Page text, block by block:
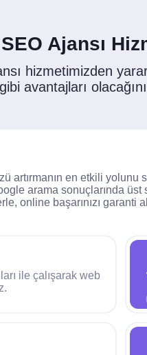
Ajansı
hizmetimizden
avantajları
en etkili yolunu
arama sonuçlarında
başarınızı garanti
ile çalışarak web